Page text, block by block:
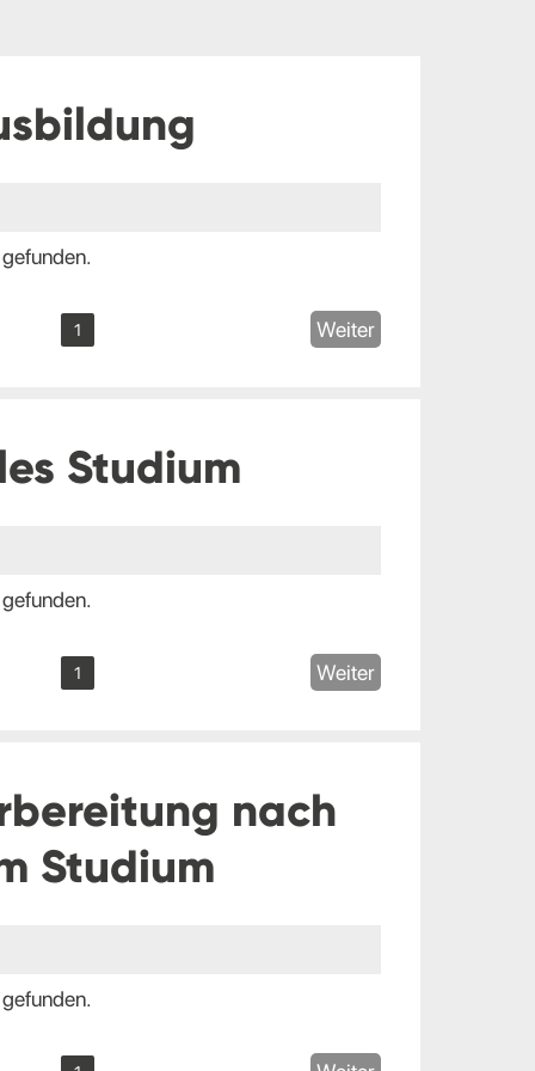
1 Weiter
Studium
1 Weiter
nach
Studium